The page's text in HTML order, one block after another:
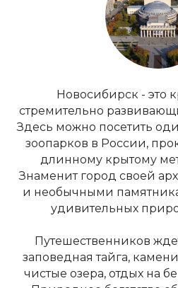
Новосибирск - это
стремительно
Здесь можно посетить
зоопарков в России,
длинному крытому
Знаменит город своей
и необычными
удивительных
Путешественников
заповедная тайга,
чистые озера, отдых на